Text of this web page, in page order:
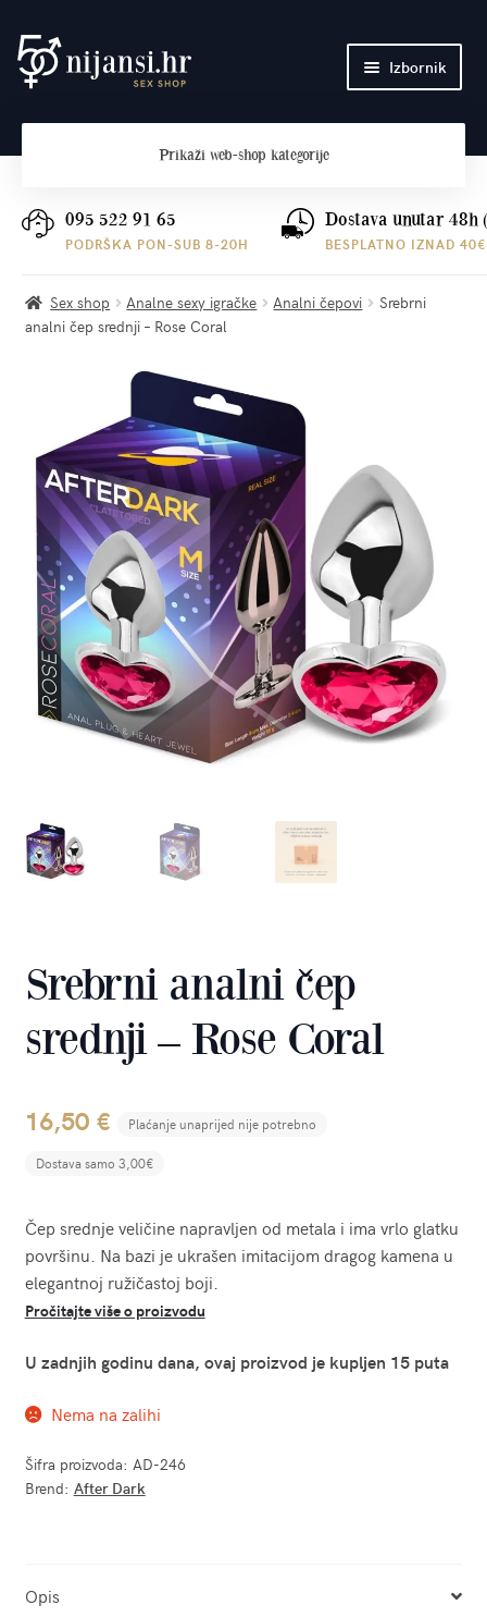
Preskoči
na
Skoči
do
Izbornik
Plaćanje i dostava
Prikaži web-shop kategorije
095 522 91 65
PODRŠKA PON-SUB 8-20H
Dostava unutar 48h
BESPLATNO IZNAD 40€
Sex shop Analne sexy igračke Analni čepovi
Srebrni
analni čep srednji – Rose Coral
Srebrni analni čep
srednji – Rose Coral
16,50 € Plaćanje unaprijed nije potrebno
Dostava samo 3,00€
Čep srednje veličine napravljen od metala i ima vrlo glatku
površinu. Na bazi je ukrašen imitacijom dragog kamena u
elegantnoj ružičastoj boji.
Pročitajte više o proizvodu
U zadnjih godinu dana, ovaj proizvod je kupljen 15 puta
Nema na zalihi
Šifra proizvoda: AD-246
Brend: After Dark
Opis